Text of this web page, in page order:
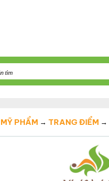
MỸ PHẨM → TRANG ĐIỂM →